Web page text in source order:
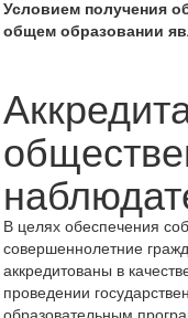
Условием получения
общем образовании
В целях обеспечения
совершеннолетние
аккредитованы в
проведении
образовательным